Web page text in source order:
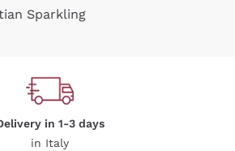
Sparkling
in 1-3 days
in Italy